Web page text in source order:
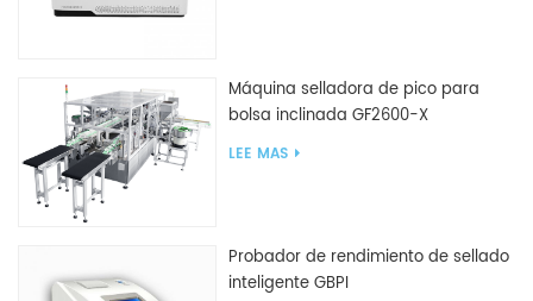
Máquina selladora de pico para
bolsa inclinada GF2600-X
LEE MAS
Probador de rendimiento de sellado
inteligente GBPI